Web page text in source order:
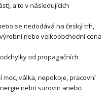
a to v následujících
se nedodává na český trh,
nebo velkoobchodní cena
od propagačních
válka, nepokoje, pracovní
nebo surovin anebo